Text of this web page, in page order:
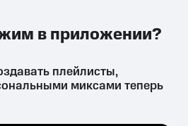
ПРИЛОЖЕНИЕ
плейлисты,
миксами теперь